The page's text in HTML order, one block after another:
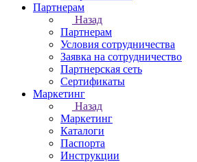
Партнерам
Назад
Партнерам
Условия сотрудничества
Заявка на сотрудничество
Партнерская сеть
Сертификаты
Маркетинг
Назад
Маркетинг
Каталоги
Паспорта
Инструкции